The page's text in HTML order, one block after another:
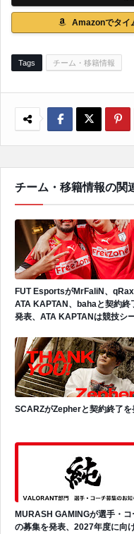
Amazonでタイ
Tags チーム・移籍情報
チーム・移籍情報の関
FUT EsportsがMrFaliN、
ATA KAPTAN、bahaと契約終
発表、ATA KAPTANは競技シ
SCARZがZepherと契約終了を
MURASH GAMINGが選手・コ
の募集を発表、2027年度に向